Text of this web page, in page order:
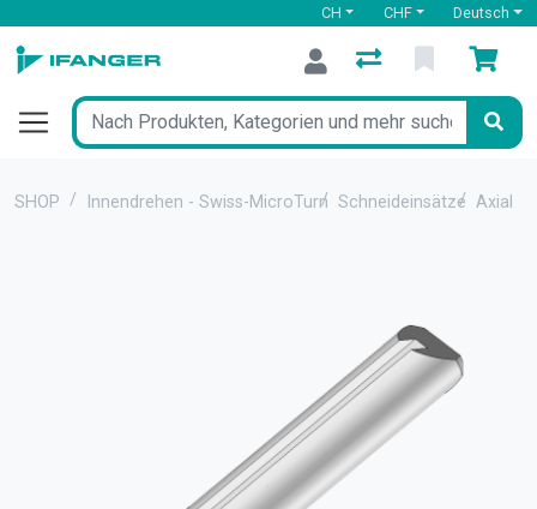
CH CHF Deutsch
SHOP Innendrehen - Swiss-MicroTurn Schneideinsätze